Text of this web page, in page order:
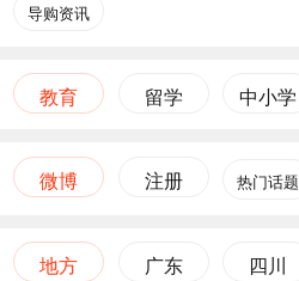
导购资讯
教育 留学 中小学
微博 注册 热门话题
地方 广东 四川